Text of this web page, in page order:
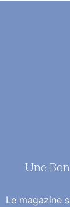
Une
Le magazine